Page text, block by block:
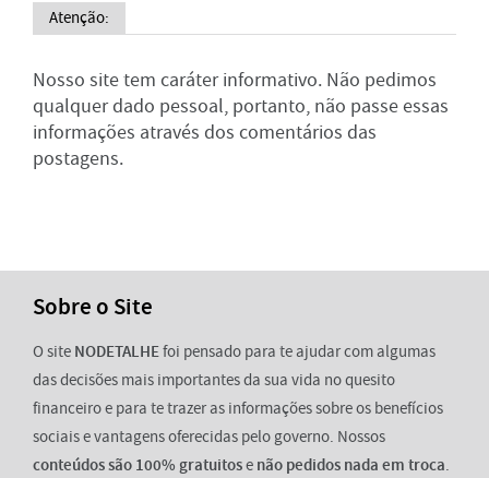
Atenção:
Nosso site tem caráter informativo. Não pedimos
qualquer dado pessoal, portanto, não passe essas
informações através dos comentários das
postagens.
Sobre o Site
O site NODETALHEfoi pensado para te ajudar com algumas
das decisões mais importantes da sua vida no quesito
financeiro e para te trazer as informações sobre os benefícios
sociais e vantagens oferecidas pelo governo. Nossos
conteúdos são 100% gratuitose não pedidos nada em troca.